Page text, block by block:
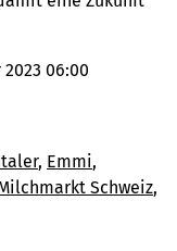
06:00
Emmi
Schweiz